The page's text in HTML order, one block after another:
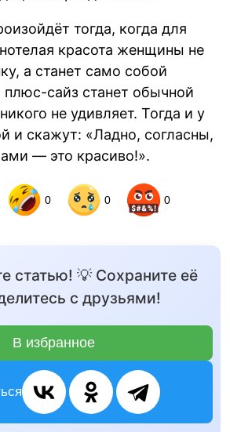
тогда, когда для
красота женщины не
а станет само собой
сайз станет обычной
не удивляет. Тогда и у
и скажут: «Ладно, согласны,
— это красиво!».
0 0 0
статью! 💡 Сохраните её
с друзьями!
В избранное